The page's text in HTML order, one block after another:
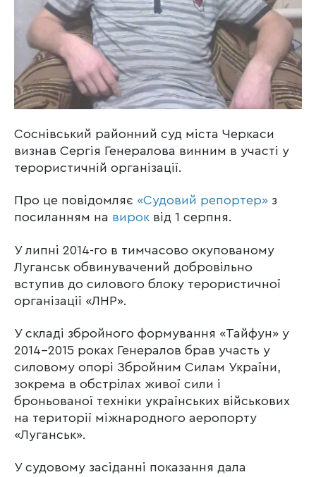
Соснівський районний суд міста Черкаси
визнав Сергія Генералова винним в участі у
терористичній організації.
Про це повідомляє «Судовий репортер» з
посиланням на вирок від 1 серпня.
У липні 2014-го в тимчасово окупованому
Луганськ обвинувачений добровільно
вступив до силового блоку терористичної
організації «ЛНР».
У складі збройного формування «Тайфун» у
2014-2015 роках Генералов брав участь у
силовому опорі Збройним Силам України,
зокрема в обстрілах живої сили і
броньованої техніки українських військових
на території міжнародного аеропорту
«Луганськ».
У судовому засіданні показання дала